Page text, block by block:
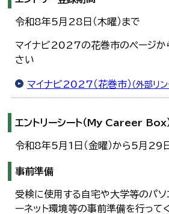
令和8年5月28日（木曜）まで
マイナビ2027の花巻市のページか
さい
マイナビ2027（花巻市） （外部リン
エントリーシート（My Career Box
令和8年5月1日（金曜）から5月29日
事前準備
受検に使用する自宅や大学等のパソ
ーネット環境等の事前準備を行って